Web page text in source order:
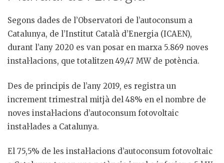
Segons dades de l’Observatori de l’autoconsum a
Catalunya, de l’Institut Català d’Energia (ICAEN),
durant l’any 2020 es van posar en marxa 5.869 noves
instal·lacions, que totalitzen 49,47 MW de potència.
Des de principis de l’any 2019, es registra un
increment trimestral mitjà del 48% en el nombre de
noves instal·lacions d’autoconsum fotovoltaic
instal·lades a Catalunya.
El 75,5% de les instal·lacions d’autoconsum fotovoltaic